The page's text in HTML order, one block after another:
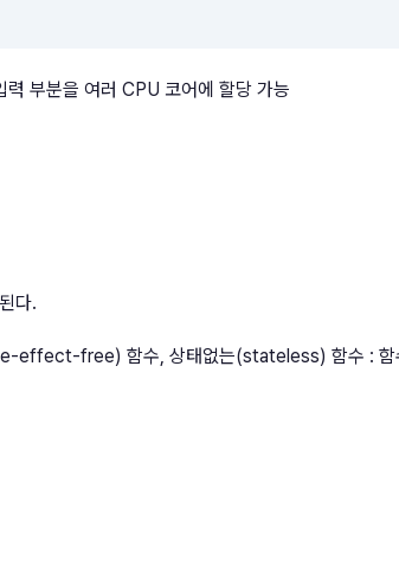
부분을 여러 CPU 코어에 할당 가능
다.
effect-free) 함수, 상태없는(stateless) 함수 : 함